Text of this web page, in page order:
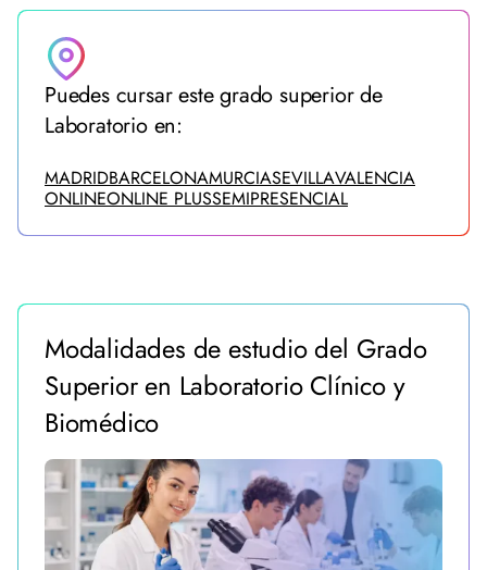
Puedes cursar este grado superior de
Laboratorio en:
MADRIDBARCELONAMURCIASEVILLAVALENCIA
ONLINEONLINE PLUSSEMIPRESENCIAL
Modalidades de estudio del Grado
Superior en Laboratorio Clínico y
Biomédico